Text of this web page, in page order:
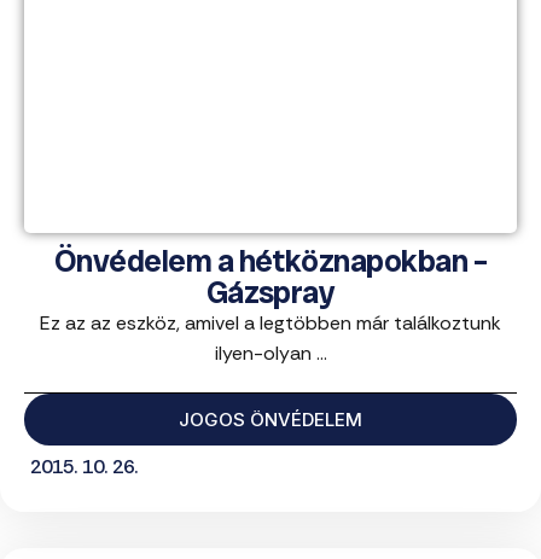
Önvédelem a hétköznapokban –
Gázspray
Ez az az eszköz, amivel a legtöbben már találkoztunk
ilyen-olyan ...
JOGOS ÖNVÉDELEM
2015. 10. 26.